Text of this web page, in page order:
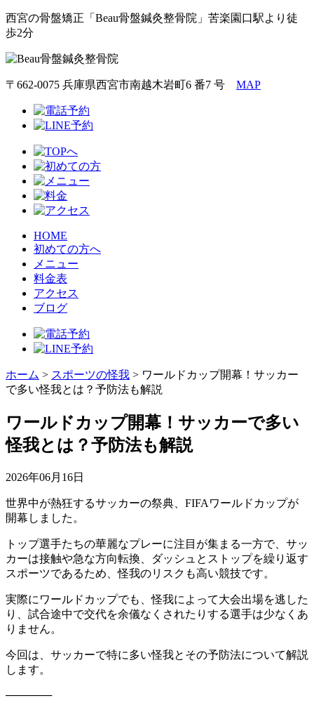
西宮の骨盤矯正「Beau骨盤鍼灸整骨院」苦楽園口駅より徒
歩2分
〒662-0075 兵庫県西宮市南越木岩町6 番7 号 MAP
HOME
初めての方へ
メニュー
料金表
アクセス
ブログ
ホーム > スポーツの怪我 > ワールドカップ開幕！サッカー
で多い怪我とは？予防法も解説
ワールドカップ開幕！サッカーで多い
怪我とは？予防法も解説
2026年06月16日
世界中が熱狂するサッカーの祭典、FIFAワールドカップが
開幕しました。
トップ選手たちの華麗なプレーに注目が集まる一方で、サッ
カーは接触や急な方向転換、ダッシュとストップを繰り返す
スポーツであるため、怪我のリスクも高い競技です。
実際にワールドカップでも、怪我によって大会出場を逃した
り、試合途中で交代を余儀なくされたりする選手は少なくあ
りません。
今回は、サッカーで特に多い怪我とその予防法について解説
します。
──────